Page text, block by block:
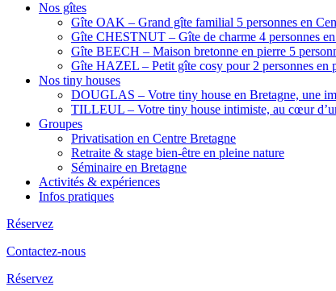
Nos gîtes
Gîte OAK – Grand gîte familial 5 personnes en
Gîte CHESTNUT – Gîte de charme 4 personnes
Gîte BEECH – Maison bretonne en pierre 5
Gîte HAZEL – Petit gîte cosy pour 2 personnes en
Nos tiny houses
DOUGLAS – Votre tiny house en Bretagne, une
TILLEUL – Votre tiny house intimiste, au cœur
Groupes
Privatisation en Centre Bretagne
Retraite & stage bien-être en pleine nature
Séminaire en Bretagne
Activités & expériences
Infos pratiques
Réservez
Contactez-nous
Réservez